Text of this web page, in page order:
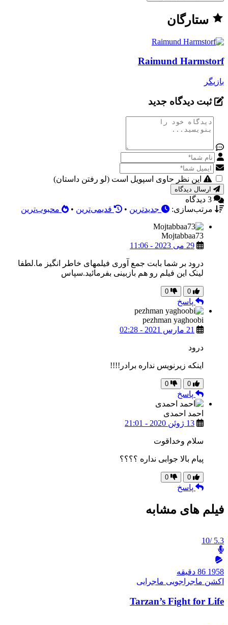
ستارگان
Raimund Harmstorf
بازیگر
ثبت دیدگاه جدید
این نظر حاوی اسپویل است (لو رفتن داستان)
3 دیدگاه
مرتب‌سازی:
جدیدترین • قدیمی‌ترین • محبوب‌ترین
Mojtabbaa73
29 می 2023 - 11:06
درود بر شما بابت جمع آوری فیلمهای خاطر انگیز ما.لطفا
لینک این فیلم رو هم بازبینی بفرمائید.سپاس
0
0
پاسخ
pezhman yaghoobi
21 مارس 2021 - 02:28
درود
اینکه زیرنویس نداره برادر!!!!
0
0
پاسخ
احمد احمدی
13 ژوئن 2020 - 21:01
سلام وخداقوت
پیام بالا جوابی نداره ؟؟؟؟
0
0
پاسخ
فیلم های مشابه
5.3
/10
1958 86 دقیقه
اکشن ماجراجویی ماجرایی
Tarzan’s Fight for Life